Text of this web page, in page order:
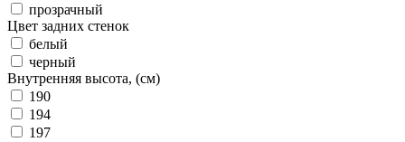
прозрачный
Цвет задних стенок
белый
черный
Внутренняя высота, (см)
190
194
197